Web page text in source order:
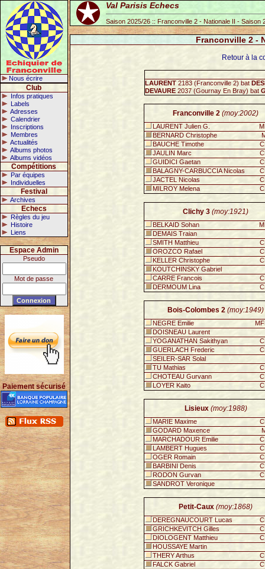
Nous écrire
Club
Infos pratiques
Labels
Adresses
Calendrier
Inscriptions
Membres
Actualités
Albums photos
Albums vidéos
Compétitions
Par équipes
Individuelles
Festival
Archives
Echecs
Règles du jeu
Histoire
Liens
Espace Admin
Pseudo
Mot de passe
Paiement sécurisé
Val Parisis Echecs
Saison 2025/26 :: Franconville 2 - Nationale II - Saison
Franconville 2 -
Retour à la
LAURENT 2183 (Franconville 2) bat
DEVAURE 2037 (Gournay En Bray) bat
Franconville 2 (moy:2002)
LAURENT Julien G.
BERNARD Christophe
BAUCHE Timothe
JAULIN Marc
GUIDICI Gaetan
BALAGNY-CARBUCCIA Nicolas
JACTEL Nicolas
MILROY Melena
Clichy 3 (moy:1921)
BELKAID Sohan
DEMAIS Traian
SMITH Matthieu
OROZCO Rafael
KELLER Christophe
KOUTCHINSKY Gabriel
CARRE Francois
DERMOUM Lina
Bois-Colombes 2 (moy:1949)
NEGRE Emilie
DOISNEAU Laurent
YOGANATHAN Sakithyan
GUERLACH Frederic
SEILER-SAR Solal
TU Mathias
CHOTEAU Gurvann
LOYER Kaito
Lisieux (moy:1988)
MARIE Maxime
GODARD Maxence
MARCHADOUR Emilie
LAMBERT Hugues
OGER Romain
BARBINI Denis
RODON Gurvan
SANDROT Veronique
Petit-Caux (moy:1868)
DEREGNAUCOURT Lucas
GRICHKEVITCH Gilles
DIOLOGENT Matthieu
HOUSSAYE Martin
THERY Arthus
FALCK Gabriel